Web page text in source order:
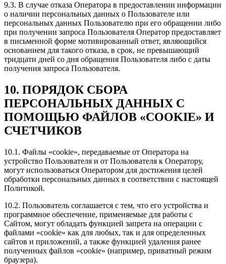
9.3. В случае отказа Оператора в предоставлении информации
о наличии персональных данных о Пользователе или
персональных данных Пользователю при его обращении либо
при получении запроса Пользователя Оператор предоставляет
в письменной форме мотивированный ответ, являющийся
основанием для такого отказа, в срок, не превышающий
тридцати дней со дня обращения Пользователя либо с даты
получения запроса Пользователя.
10. ПОРЯДОК СБОРА
ПЕРСОНАЛЬНЫХ ДАННЫХ С
ПОМОЩЬЮ ФАЙЛОВ «COOKIE» И
СЧЕТЧИКОВ
10.1. Файлы «cookie», передаваемые от Оператора на
устройство Пользователя и от Пользователя к Оператору,
могут использоваться Оператором для достижения целей
обработки персональных данных в соответствии с настоящей
Политикой.
10.2. Пользователь соглашается с тем, что его устройства и
программное обеспечение, применяемые для работы с
Сайтом, могут обладать функцией запрета на операции с
файлами «cookie» как для любых, так и для определенных
сайтов и приложений, а также функцией удаления ранее
полученных файлов «cookie» (например, приватный режим
браузера).